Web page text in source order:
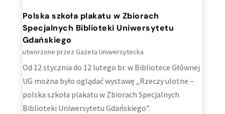
Polska szkoła plakatu w Zbiorach
Specjalnych Biblioteki Uniwersytetu
Gdańskiego
utworzone przez Gazeta Uniwersytecka
Od 12 stycznia do 12 lutego br. w Bibliotece Głównej
UG można było oglądać wystawę „Rzeczy ulotne –
polska szkoła plakatu w Zbiorach Specjalnych
Biblioteki Uniwersytetu Gdańskiego”.